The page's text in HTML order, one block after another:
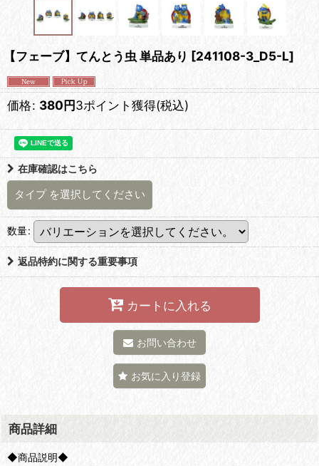
【フェーブ】てんとう虫 単品あり [241108-3_D5-L]
価格: 380円3ポイント獲得(税込)
在庫確認はこちら
タイプ を選択してください
数量:
返品特約に関する重要事項
カートに入れる
お問い合わせ
お気に入り登録
商品詳細
◆商品説明◆